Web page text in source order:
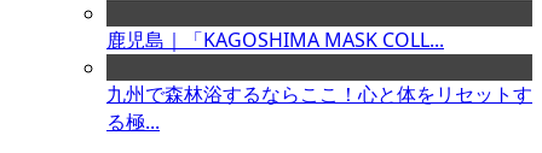
鹿児島｜「KAGOSHIMA MASK COLL...
九州で森林浴するならここ！心と体をリセットす
る極...